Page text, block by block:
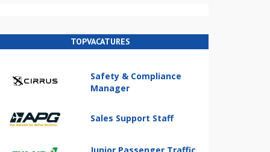
TOPVACATURES
Safety & Compliance
Manager
Sales Support Staff